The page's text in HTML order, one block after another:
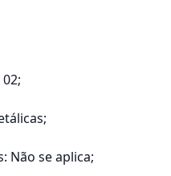
Não se aplica;